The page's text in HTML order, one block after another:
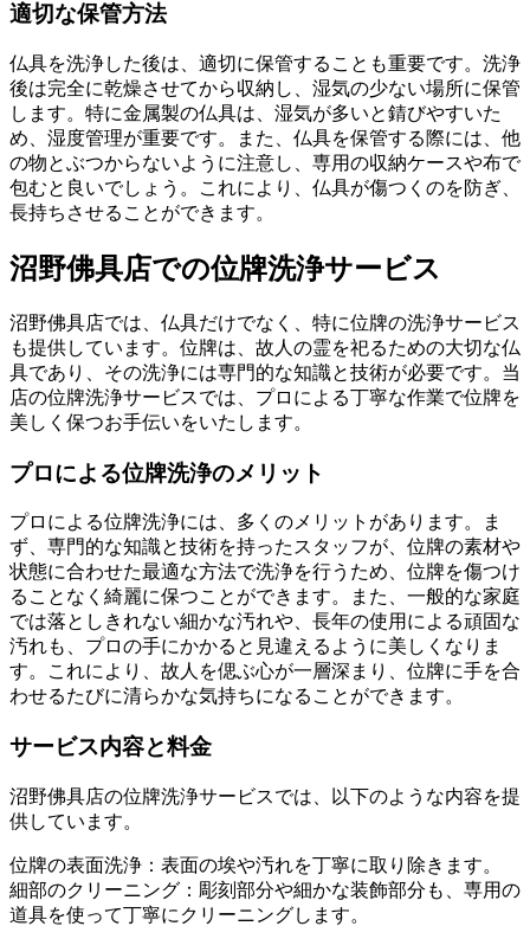
適切な保管方法
仏具を洗浄した後は、適切に保管することも重要です。洗浄
後は完全に乾燥させてから収納し、湿気の少ない場所に保管
します。特に金属製の仏具は、湿気が多いと錆びやすいた
め、湿度管理が重要です。また、仏具を保管する際には、他
の物とぶつからないように注意し、専用の収納ケースや布で
包むと良いでしょう。これにより、仏具が傷つくのを防ぎ、
長持ちさせることができます。
沼野佛具店での位牌洗浄サービス
沼野佛具店では、仏具だけでなく、特に位牌の洗浄サービス
も提供しています。位牌は、故人の霊を祀るための大切な仏
具であり、その洗浄には専門的な知識と技術が必要です。当
店の位牌洗浄サービスでは、プロによる丁寧な作業で位牌を
美しく保つお手伝いをいたします。
プロによる位牌洗浄のメリット
プロによる位牌洗浄には、多くのメリットがあります。ま
ず、専門的な知識と技術を持ったスタッフが、位牌の素材や
状態に合わせた最適な方法で洗浄を行うため、位牌を傷つけ
ることなく綺麗に保つことができます。また、一般的な家庭
では落としきれない細かな汚れや、長年の使用による頑固な
汚れも、プロの手にかかると見違えるように美しくなりま
す。これにより、故人を偲ぶ心が一層深まり、位牌に手を合
わせるたびに清らかな気持ちになることができます。
サービス内容と料金
沼野佛具店の位牌洗浄サービスでは、以下のような内容を提
供しています。
位牌の表面洗浄：表面の埃や汚れを丁寧に取り除きます。
細部のクリーニング：彫刻部分や細かな装飾部分も、専用の
道具を使って丁寧にクリーニングします。